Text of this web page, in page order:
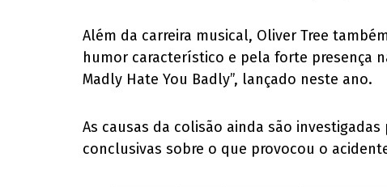
Além da carreira musical, Oliver Tree
humor característico e pela forte presença
Madly Hate You Badly”, lançado neste ano.
As causas da colisão ainda são
conclusivas sobre o que provocou o